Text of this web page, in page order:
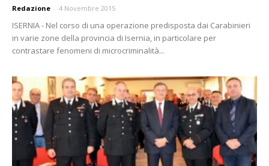
Redazione - 4 Novembre 2015
ISERNIA - Nel corso di una operazione predisposta dai Carabinieri
in varie zone della provincia di Isernia, in particolare per
contrastare fenomeni di microcriminalità...